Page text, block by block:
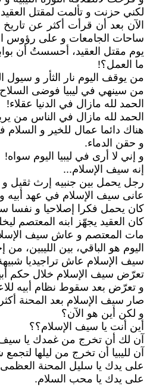
لكني حزنت و تألمت لمقتل
الآن بعد أن قرأت أكثر عن
ساحات الجامعات و على رؤوس
يوم مقتل العقيد، أحسستُ أن
ما العمل؟!
من يوقف اليوم نار الثأر و سيول
من سينهي في ليبيا فوضى
الحمد لله مازال في الدنيا عقلاء!
الحمد لله مازال في الناس من
هناك دائما عمال للخير و
و حقن الدماء.
و إني لا أرى في ليبيا اليوم سواه!
إنه سيف الإسلام...
رجل يحمل بين جنبيه إرث ثقيل و
عانى سيف الإسلام في عهد أبيه
كان يحمل فكرا إصلاحيا و نفسا
كان العقيد يجهّز ابنه المعتصم
مات المعتصم و عاش سيف
اليوم هو الباقي، بين الليبين،
سيف الإسلام عاش تراجيديا شبيهة
تعرّض سيف الإسلام خلال حكم أبيه
و تعرّض بعد سقوط نظام أبيه
صار سيف الإسلام بعد المحنة
و لكن أين هو الآن؟
أين أنت يا سيف الإسلام؟؟
آن لك أن تخرج من غمدك يا سيف
آن لليبيا أن تخرج من ليلها
على يدك يا سليل المحنة
على يدك يا محب السلام.